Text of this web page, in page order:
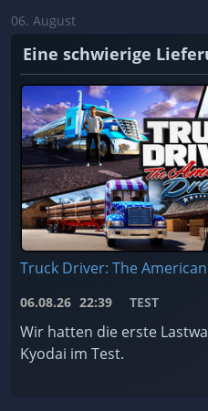
06. August
Eine schwierige
Truck Driver: The
06.08.26 22:39 TEST
Wir hatten die erste
Kyodai im Test.